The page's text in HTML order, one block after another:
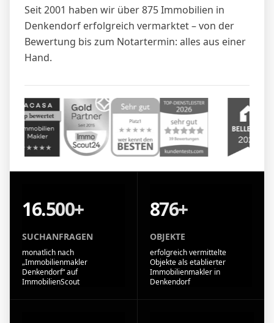
Seit 2001 haben wir über 875 Immobilien in
Denkendorf erfolgreich vermarktet – von der
Bewertung bis zum Notartermin: alles aus einer
Hand.
16.500+
SUCHANFRAGEN
monatlich nach
„Immobilienmakler
Denkendorf“ auf
ImmobilienScout
876+
OBJEKTE
erfolgreich vermittelte
Objekte als etablierter
Immobilienmakler in
Denkendorf